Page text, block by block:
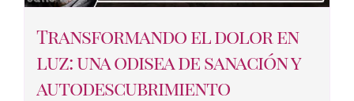
Transformando el dolor en
luz: una odisea de sanación y
autodescubrimiento